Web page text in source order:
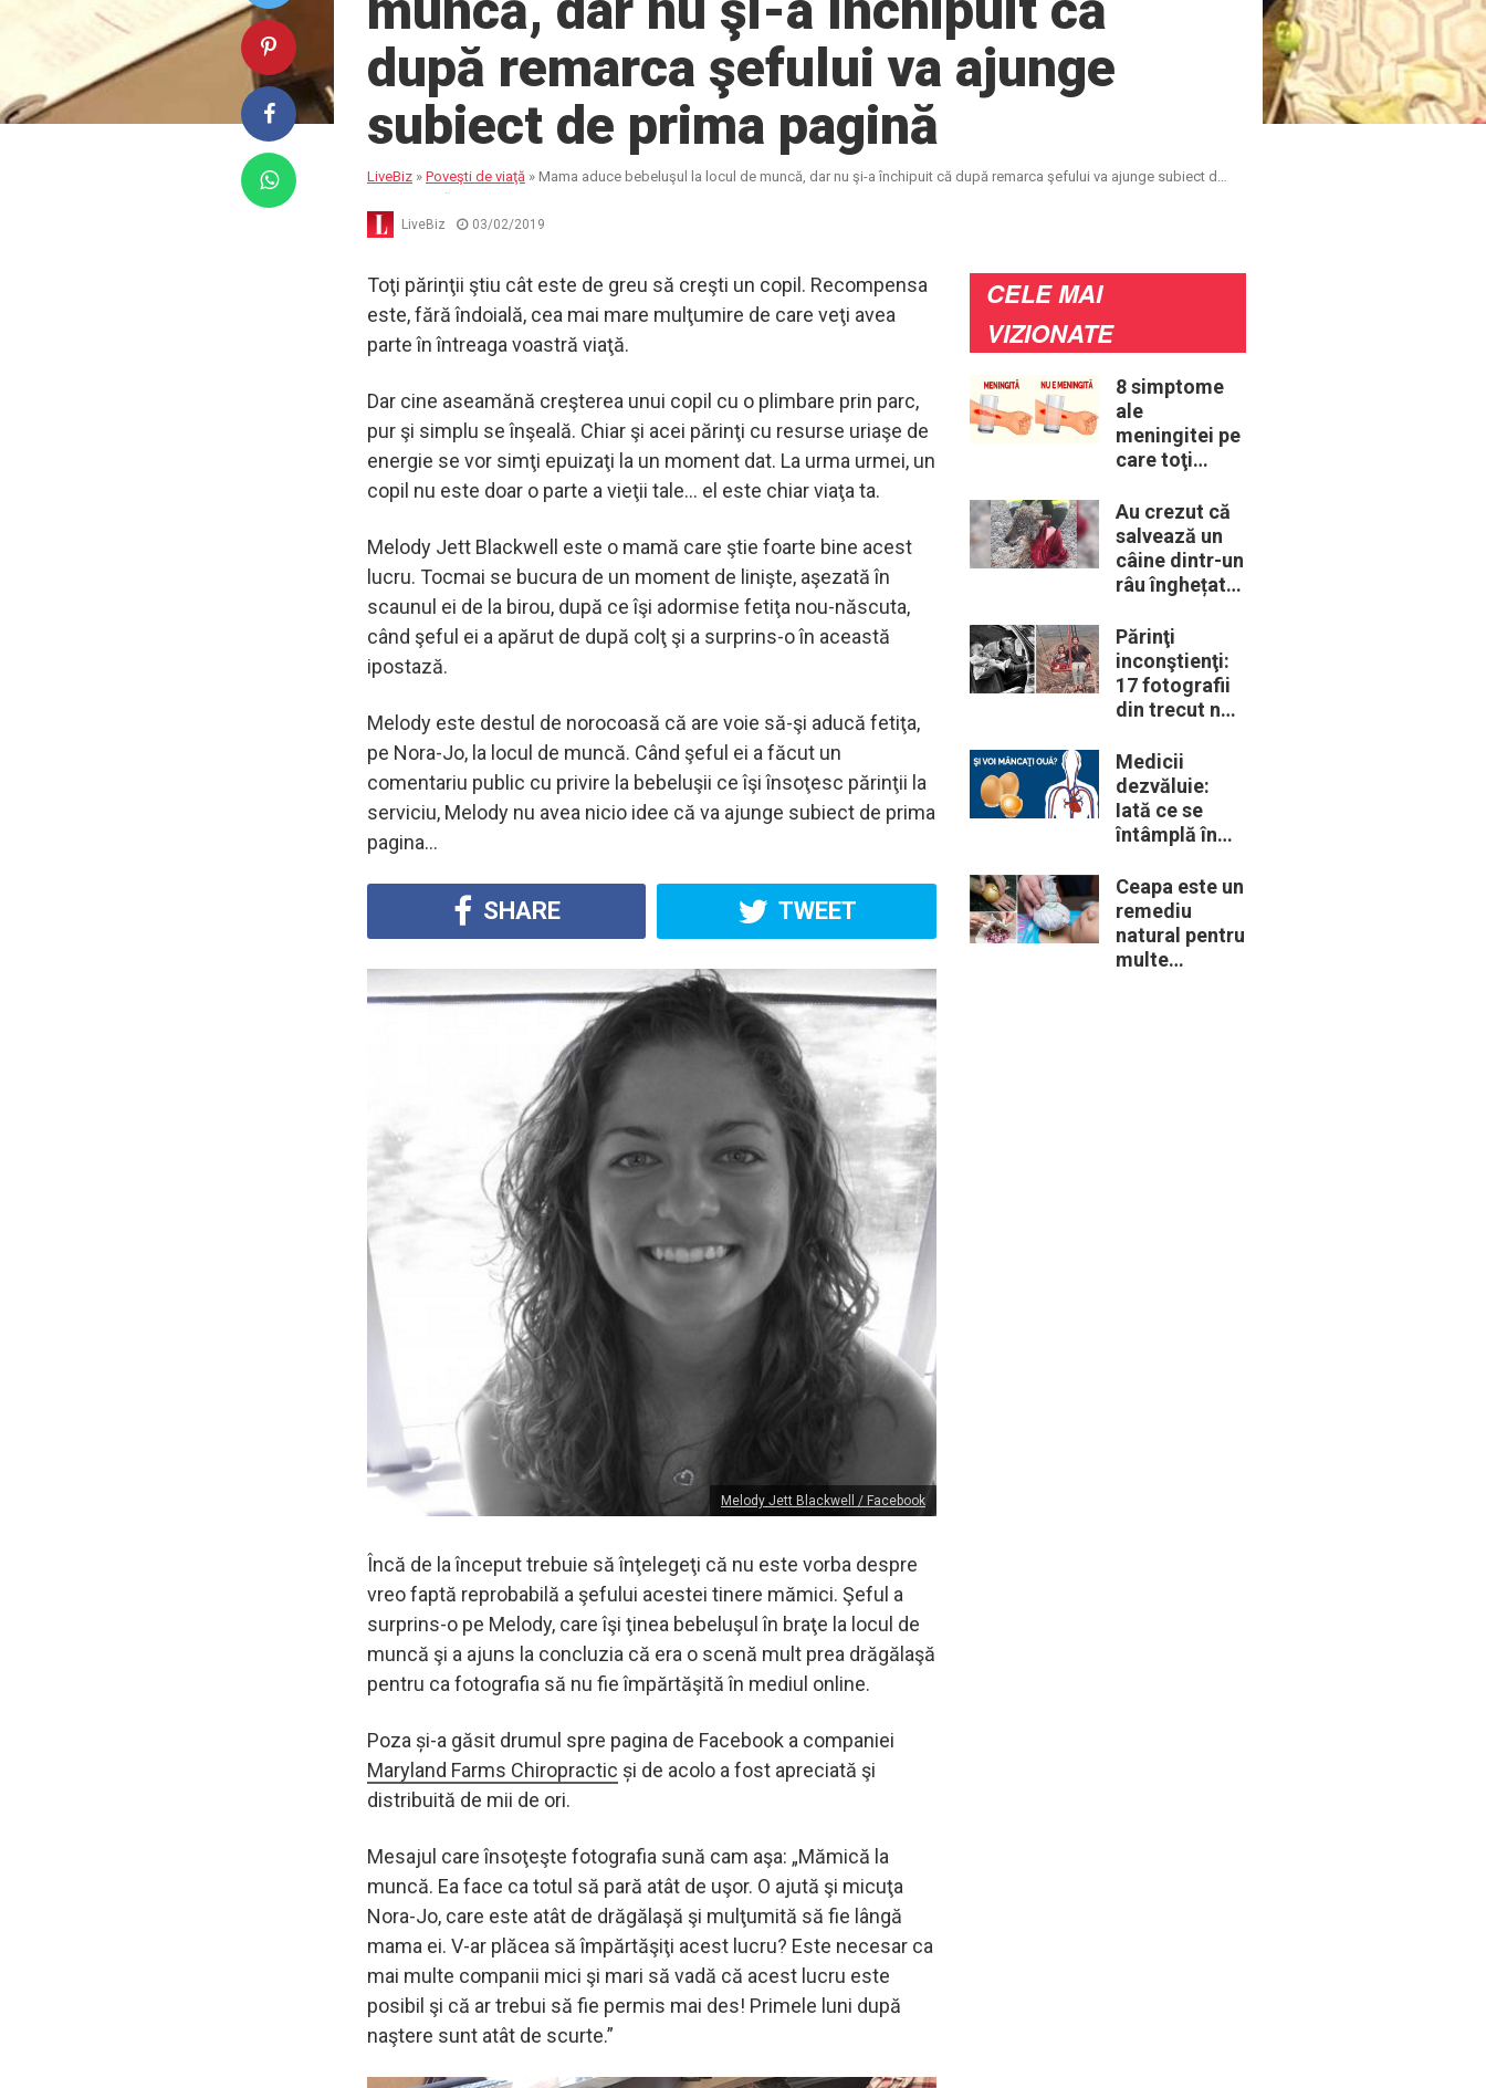
după remarca şefului va ajunge
subiect de prima pagină
LiveBiz » Poveşti de viaţă » Mama aduce bebeluşul la locul de muncă, dar nu şi-a închipuit că după remarca şefului va ajunge subiect de
prima pagină
LiveBiz 03/02/2019
Toţi părinţii ştiu cât este de greu să creşti un copil. Recompensa
este, fără îndoială, cea mai mare mulţumire de care veţi avea
parte în întreaga voastră viaţă.
Dar cine aseamănă creşterea unui copil cu o plimbare prin parc,
pur şi simplu se înşeală. Chiar şi acei părinţi cu resurse uriaşe de
energie se vor simţi epuizaţi la un moment dat. La urma urmei, un
copil nu este doar o parte a vieţii tale… el este chiar viaţa ta.
Melody Jett Blackwell este o mamă care ştie foarte bine acest
lucru. Tocmai se bucura de un moment de linişte, aşezată în
scaunul ei de la birou, după ce îşi adormise fetiţa nou-născuta,
când şeful ei a apărut de după colţ şi a surprins-o în această
ipostază.
Melody este destul de norocoasă că are voie să-şi aducă fetiţa,
pe Nora-Jo, la locul de muncă. Când şeful ei a făcut un
comentariu public cu privire la bebeluşii ce îşi însoţesc părinţii la
serviciu, Melody nu avea nicio idee că va ajunge subiect de prima
pagina…
SHARE TWEET
Melody Jett Blackwell / Facebook
Încă de la început trebuie să înţelegeţi că nu este vorba despre
vreo faptă reprobabilă a şefului acestei tinere mămici. Şeful a
surprins-o pe Melody, care îşi ţinea bebeluşul în braţe la locul de
muncă şi a ajuns la concluzia că era o scenă mult prea drăgălaşă
pentru ca fotografia să nu fie împărtăşită în mediul online.
Poza și-a găsit drumul spre pagina de Facebook a companiei
Maryland Farms Chiropractic și de acolo a fost apreciată şi
distribuită de mii de ori.
Mesajul care însoţeşte fotografia sună cam aşa: „Mămică la
muncă. Ea face ca totul să pară atât de uşor. O ajută şi micuţa
Nora-Jo, care este atât de drăgălaşă şi mulţumită să fie lângă
mama ei. V-ar plăcea să împărtăşiţi acest lucru? Este necesar ca
mai multe companii mici şi mari să vadă că acest lucru este
posibil şi că ar trebui să fie permis mai des! Primele luni după
naştere sunt atât de scurte.”
CELE MAI
VIZIONATE
8 simptome
ale
meningitei pe
care toţi
trebui să le
cunoască
Au crezut că
salvează un
câine dintr-un
râu înghețat:
descoperă că
de fapt era un
lup
Părinţi
inconştienţi:
17 fotografii
din trecut ne
periculoase
erau unele
„obiceiuri” ale
vremii
Medicii
dezvăluie:
Iată ce se
întâmplă în
când începem
să mâncăm
câte două
ouă în fiecare
Ceapa este un
remediu
natural pentru
multe